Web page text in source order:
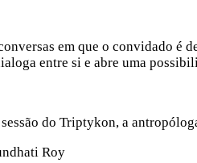
em que o convidado é
entre si e abre uma
do Triptykon, a
Roy